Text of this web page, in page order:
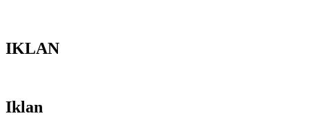
IKLAN
Iklan